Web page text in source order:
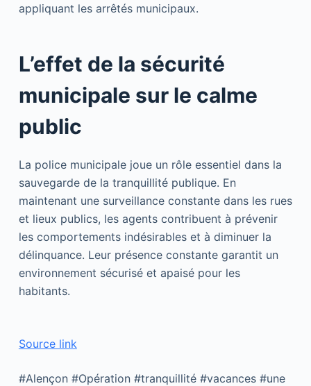
appliquant les arrêtés municipaux.
L’effet de la sécurité
municipale sur le calme
public
La police municipale joue un rôle essentiel dans la
sauvegarde de la tranquillité publique. En
maintenant une surveillance constante dans les rues
et lieux publics, les agents contribuent à prévenir
les comportements indésirables et à diminuer la
délinquance. Leur présence constante garantit un
environnement sécurisé et apaisé pour les
habitants.
Source link
#Alençon #Opération #tranquillité #vacances #une